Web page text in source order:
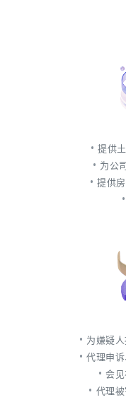
提供
为公
提供
为嫌疑
代理申
会
代理